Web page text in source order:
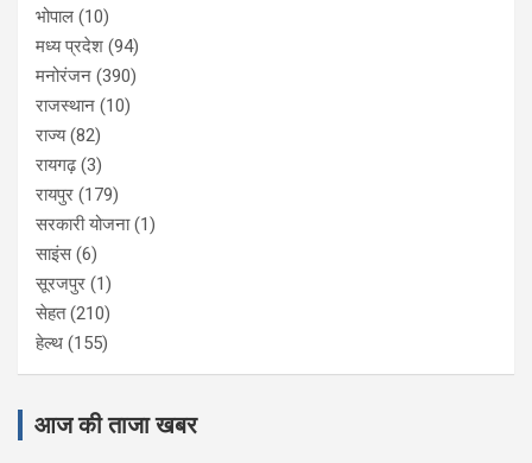
भोपाल (10)
मध्य प्रदेश (94)
मनोरंजन (390)
राजस्थान (10)
राज्य(82)
रायगढ़(3)
रायपुर (179)
सरकारी योजना(1)
साइंस(6)
सूरजपुर (1)
सेहत(210)
हेल्थ (155)
आज की ताजा खबर